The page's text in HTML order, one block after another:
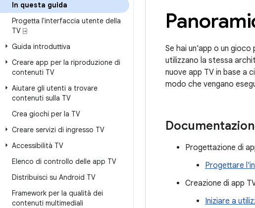
In questa guida
Progetta l'interfaccia utente della
TV ⍈
Guida introduttiva
Creare app per la riproduzione di
contenuti TV
Aiutare gli utenti a trovare
contenuti sulla TV
Crea giochi per la TV
Creare servizi di ingresso TV
Accessibilità TV
Elenco di controllo delle app TV
Distribuisci su Android TV
Framework per la qualità dei
contenuti multimediali
Se hai un'app o un
utilizzano la stessa
nuove app TV in base a
modo che vengano
Progettazione di
Progettare
Creazione di app
Iniziare a